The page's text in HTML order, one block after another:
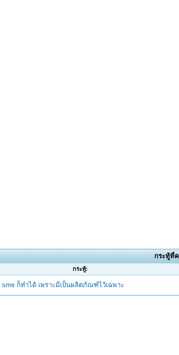
กระทู้ที่
กระทู้:
sme ก็ทำได้ เพราะมีเป็นผลิตภัณฑ์ไว้เฉพาะ